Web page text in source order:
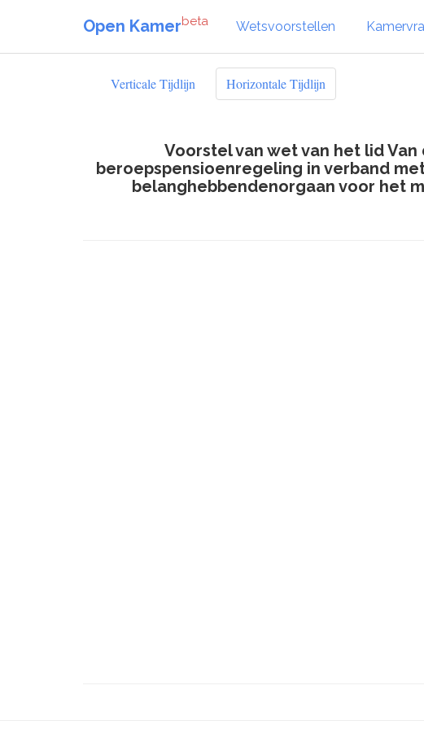
Open Kamerbeta Wetsvoorstellen
Verticale Tijdlijn Horizontale Tijdlijn
Voorstel van wet van het lid
beroepspensioenregeling in verband
belanghebbendenorgaan voor het